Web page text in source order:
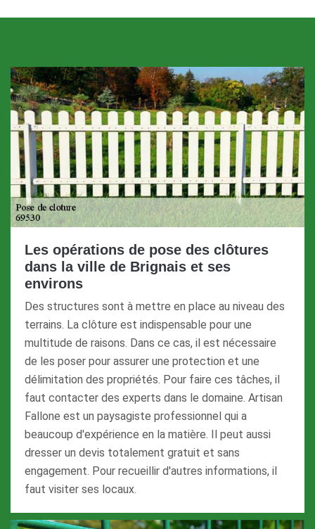
Les opérations de pose des clôtures
dans la ville de Brignais et ses
environs
Des structures sont à mettre en place au niveau des
terrains. La clôture est indispensable pour une
multitude de raisons. Dans ce cas, il est nécessaire
de les poser pour assurer une protection et une
délimitation des propriétés. Pour faire ces tâches, il
faut contacter des experts dans le domaine. Artisan
Fallone est un paysagiste professionnel qui a
beaucoup d'expérience en la matière. Il peut aussi
dresser un devis totalement gratuit et sans
engagement. Pour recueillir d'autres informations, il
faut visiter ses locaux.